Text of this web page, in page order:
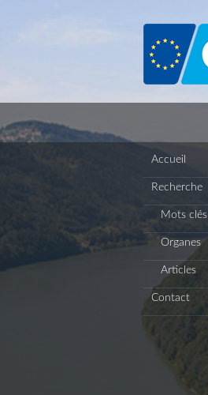
Accueil
Recherche
Mots clés
Organes
Articles
Contact